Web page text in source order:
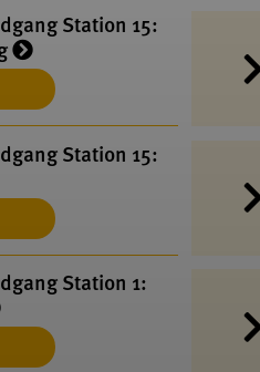
Station 15:
Station 15:
Station 1: